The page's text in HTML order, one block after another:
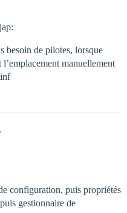
besoin de pilotes, lorsque
manuellement
configuration, puis propriétés
gestionnaire de